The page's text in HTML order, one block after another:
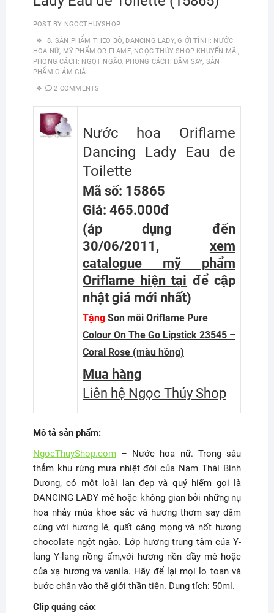
POST BY NGOCTHUYSHOP
8. SẢN PHẨM THEO BỘ, DANCING LADY,GIỚI TÍNH: NƯỚC
HOA NỮ, MỸ PHẨM ORIFLAME, NGỌC THÚY SHOP KHUYẾN MÃI,
PHONG CÁCH: NGỌT NGÀO, PHONG CÁCH: ĐẮM SAY, SẢN
PHẨM GIẢM GIÁ
2 COMMENTS
Nước hoa Oriflame
Dancing Lady Eau de
Toilette
Mã số: 15865
Giá: 465.000đ
(áp dụng đến
30/06/2011, xem
catalogue mỹ phẩm
Oriflame hiện tại để cập
nhật giá mới nhất)
Tặng Son môi Oriflame Pure
Colour On The Go Lipstick 23545 –
Coral Rose (màu hồng)
Mua hàng
Liên hệ Ngọc Thúy Shop
Mô tả sản phẩm:
NgocThuyShop.com– Nước hoa nữ. Trong sâu
thẳm khu rừng mưa nhiệt đới của Nam Thái Bình
Dương, có một loài lan đẹp và quý hiếm gọi là
DANCING LADY mê hoặc không gian bởi những nụ
hoa nhảy múa khoe sắc và hương thơm say dắm
cùng với hương lê, quất căng mọng và nốt hương
chocolate ngột ngào. Lớp hương trung tâm của Y-
lang Y-lang nồng ấm,với hương nền đầy mê hoặc
của xạ hương va vanila. Hãy để lại mọi lo toan và
bước chân vào thế giới thần tiên. Dung tích: 50ml.
Clip quảng cáo: